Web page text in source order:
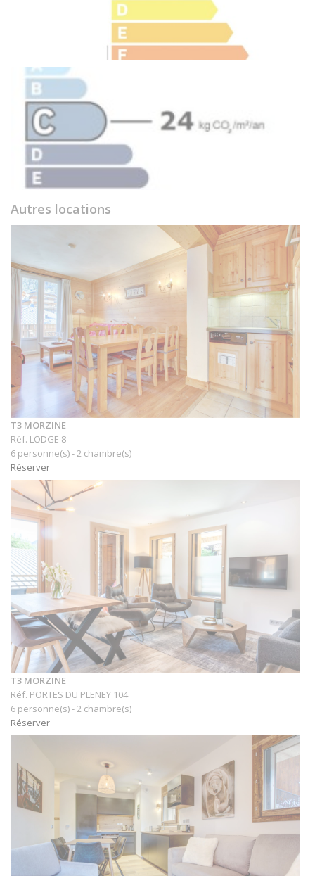
Autres locations
T3 MORZINE
Réf. LODGE 8
6 personne(s) - 2 chambre(s)
Réserver
T3 MORZINE
Réf. PORTES DU PLENEY 104
6 personne(s) - 2 chambre(s)
Réserver